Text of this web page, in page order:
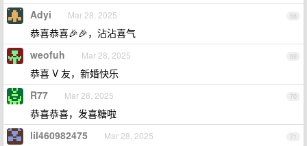
68
Adyi Mar 28, 2025
恭喜恭喜🎉🎉，沾沾喜气
69
weofuh Mar 28, 2025
恭喜 V 友，新婚快乐
70
R77 Mar 28, 2025
恭喜恭喜，发喜糖啦
71
lil460982475 Mar 28, 2025